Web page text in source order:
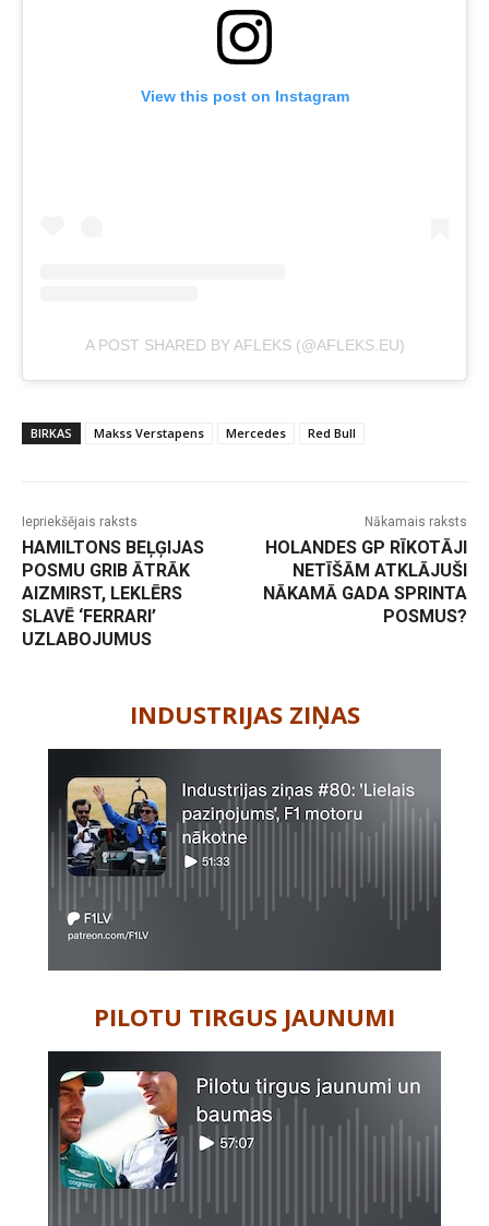
View this post on Instagram
A POST SHARED BY AFLEKS (@AFLEKS.EU)
BIRKAS Makss Verstapens Mercedes Red Bull
Iepriekšējais raksts
HAMILTONS BEĻĢIJAS
POSMU GRIB ĀTRĀK
AIZMIRST, LEKLĒRS
SLAVĒ ‘FERRARI’
UZLABOJUMUS
Nākamais raksts
HOLANDES GP RĪKOTĀJI
NETĪŠĀM ATKLĀJUŠI
NĀKAMĀ GADA SPRINTA
POSMUS?
INDUSTRIJAS ZIŅAS
PILOTU TIRGUS JAUNUMI